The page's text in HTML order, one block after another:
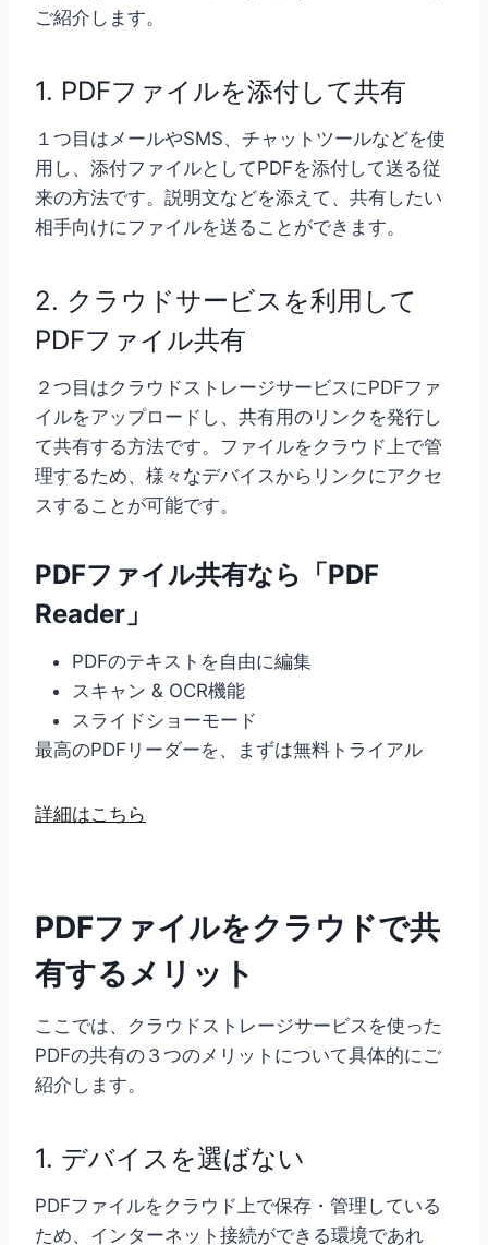
ご紹介します。
1. PDFファイルを添付して共有
１つ目はメールやSMS、チャットツールなどを使
用し、添付ファイルとしてPDFを添付して送る従
来の方法です。説明文などを添えて、共有したい
相手向けにファイルを送ることができます。
2. クラウドサービスを利用して
PDFファイル共有
２つ目はクラウドストレージサービスにPDFファ
イルをアップロードし、共有用のリンクを発行し
て共有する方法です。ファイルをクラウド上で管
理するため、様々なデバイスからリンクにアクセ
スすることが可能です。
PDFファイル共有なら「PDF
Reader」
PDFのテキストを自由に編集
スキャン & OCR機能
スライドショーモード
最高のPDFリーダーを、まずは無料トライアル
詳細はこちら
PDFファイルをクラウドで共
有するメリット
ここでは、クラウドストレージサービスを使った
PDFの共有の３つのメリットについて具体的にご
紹介します。
1. デバイスを選ばない
PDFファイルをクラウド上で保存・管理している
ため、インターネット接続ができる環境であれ